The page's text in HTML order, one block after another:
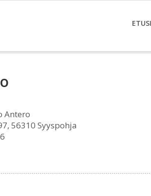
Antero
56310 Syyspohja